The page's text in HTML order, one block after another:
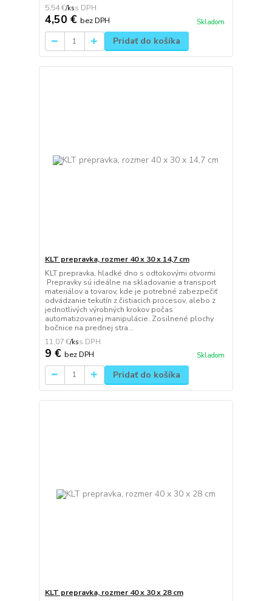
5,54 €/ks
4,50 € bez DPH Skladom
Pridať do košíka
KLT prepravka, rozmer 40 x 30 x 14,7 cm
KLT prepravka, hladké dno s odtokovými otvormi
Prepravky sú ideálne na skladovanie a transport
materiálov a tovarov, kde je potrebné zabezpečiť
odvádzanie tekutín z čistiacich procesov, alebo z
jednotlivých výrobných krokov počas
automatizovanej manipulácie. Zosilnené plochy
bočnice na prednej stra...
11,07 €/ks
9 € bez DPH Skladom
Pridať do košíka
KLT prepravka, rozmer 40 x 30 x 28 cm